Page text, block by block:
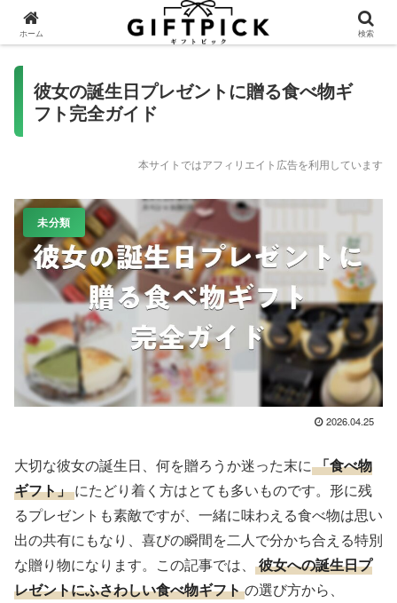
彼女の誕生日プレゼントに贈る食べ物ギ
フト完全ガイド
本サイトではアフィリエイト広告を利用しています
未分類
2026.04.25
大切な彼女の誕生日、何を贈ろうか迷った末に 「食べ物
ギフト」 にたどり着く方はとても多いものです。形に残
るプレゼントも素敵ですが、一緒に味わえる食べ物は思い
出の共有にもなり、喜びの瞬間を二人で分かち合える特別
な贈り物になります。この記事では、
彼女への誕生日プ
レゼントにふさわしい食べ物ギフトの選び方から、
ホーム 検索